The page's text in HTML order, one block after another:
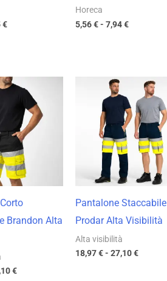
€
Horeca
5,56€- 7,94€
Brandon Alta
€
prezzo:
da
18,97 €
a
27,10 €
Pantalone Staccabile
Prodar Alta Visibilità
Alta visibilità
18,97€- 27,10€
Fascia
di
prezzo:
da
18,97 €
a
27,10 €